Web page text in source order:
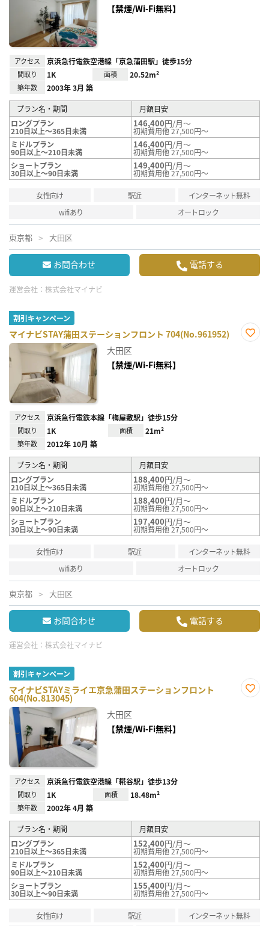
【禁煙/Wi-Fi無料】
アクセス 京浜急行電鉄空港線「京急蒲田駅」徒歩15分
間取り 1K 面積 20.52m²
築年数 2003年 3月 築
プラン名・期間
月額目安
ロングプラン
210日以上～365日未満
146,400円/月～
初期費用他 27,500円～
ミドルプラン
90日以上～210日未満
146,400円/月～
初期費用他 27,500円～
ショートプラン
30日以上～90日未満
149,400円/月～
初期費用他 27,500円～
女性向け 駅近
インターネット無料
wifiあり
オートロック
東京都 大田区
お問合わせ 電話する
運営会社： 株式会社マイナビ
割引キャンペーン
マイナビSTAY蒲田ステーションフロント 704(No.961952)
大田区
【禁煙/Wi-Fi無料】
アクセス 京浜急行電鉄本線「梅屋敷駅」徒歩15分
間取り 1K 面積 21m²
築年数 2012年 10月 築
プラン名・期間
月額目安
ロングプラン
210日以上～365日未満
188,400円/月～
初期費用他 27,500円～
ミドルプラン
90日以上～210日未満
188,400円/月～
初期費用他 27,500円～
ショートプラン
30日以上～90日未満
197,400円/月～
初期費用他 27,500円～
女性向け 駅近
インターネット無料
wifiあり
オートロック
東京都 大田区
お問合わせ 電話する
運営会社： 株式会社マイナビ
割引キャンペーン
マイナビSTAYミライエ京急蒲田ステーションフロント
604(No.813045)
大田区
【禁煙/Wi-Fi無料】
アクセス 京浜急行電鉄空港線「糀谷駅」徒歩13分
間取り 1K 面積 18.48m²
築年数 2002年 4月 築
プラン名・期間
月額目安
ロングプラン
210日以上～365日未満
152,400円/月～
初期費用他 27,500円～
ミドルプラン
90日以上～210日未満
152,400円/月～
初期費用他 27,500円～
ショートプラン
30日以上～90日未満
155,400円/月～
初期費用他 27,500円～
女性向け 駅近
インターネット無料